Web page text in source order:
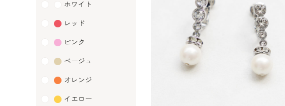
ホワイト
レッド
ピンク
ベージュ
オレンジ
イエロー